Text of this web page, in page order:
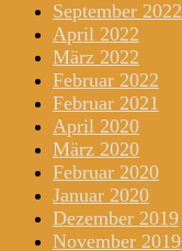
September 2022
April 2022
März 2022
Februar 2022
Februar 2021
April 2020
März 2020
Februar 2020
Januar 2020
Dezember 2019
November 2019